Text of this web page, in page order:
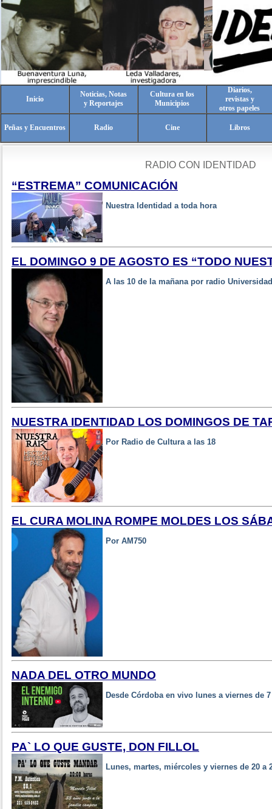
Inicio
Noticias, Notas
y Reportajes
Cultura en los
Municipios
Diarios,
revistas y
otros papeles
Peñas y Encuentros Radio Cine Libros
RADIO CON IDENTIDAD
“ESTREMA” COMUNICACIÓN
Nuestra Identidad a toda hora
EL DOMINGO 9 DE AGOSTO ES “TODO
A las 10 de la mañana por radio
NUESTRA IDENTIDAD LOS DOMINGOS DE
Por Radio de Cultura a las 18
EL CURA MOLINA ROMPE MOLDES LOS
Por AM750
NADA DEL OTRO MUNDO
Desde Córdoba en vivo lunes a viernes de
PA` LO QUE GUSTE, DON FILLOL
Lunes, martes, miércoles y viernes de 20 a